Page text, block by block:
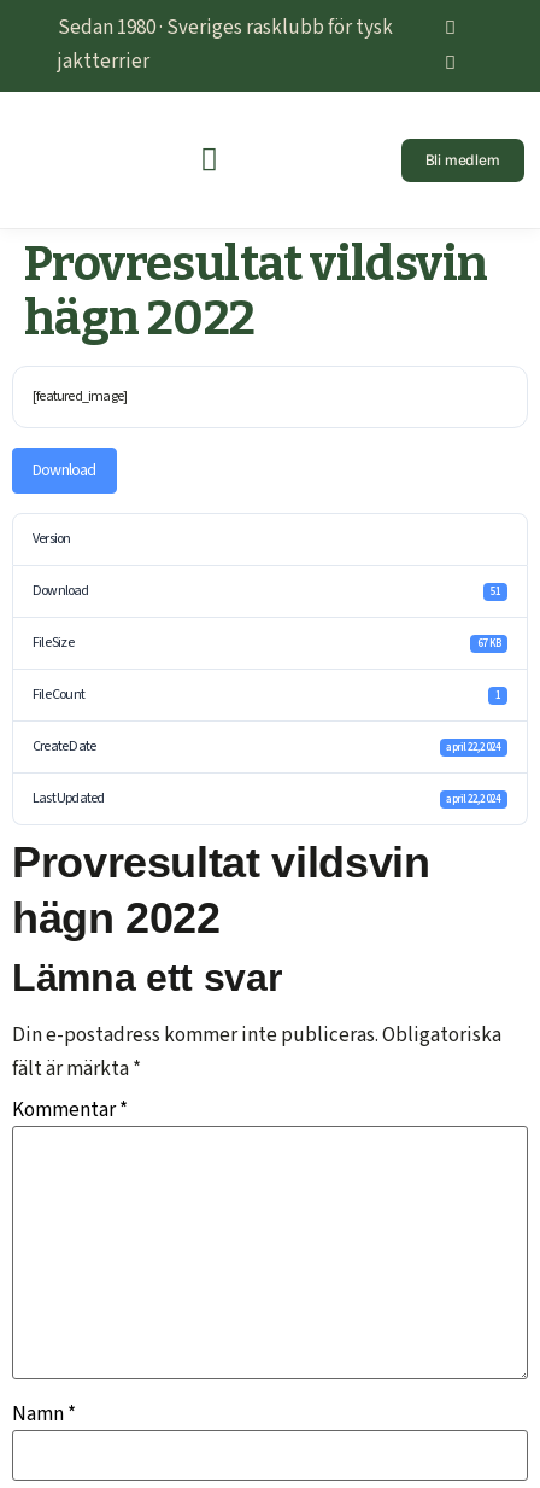
Sedan 1980 · Sveriges rasklubb för tysk
jaktterrier
Bli medlem
Provresultat vildsvin
hägn 2022
[featured_image]
Download
Version
Download 51
File Size 67 KB
File Count 1
Create Date april 22, 2024
Last Updated april 22, 2024
Provresultat vildsvin
hägn 2022
Lämna ett svar
Din e-postadress kommer inte publiceras.Obligatoriska
fält är märkta*
Kommentar*
Namn*